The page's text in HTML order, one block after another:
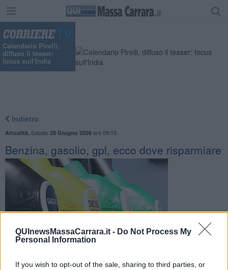
QUInewsMassaCarrara.it - Do Not Process My
Personal Information
If you wish to opt-out of the sale, sharing to third parties, or
Calendario Pirelli,
diffuso il teaser:
focus sull'India
Indietro
Attualità Sabato 20 Giugno 2026ore 09:15
Benzina, gasolio, gpl, ecco dove risparmiare